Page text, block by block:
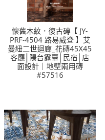
懷舊木紋．復古磚【 JY-
PRF-4504 路易威登 】艾
曼紐二世迴廊_花磚45X45
客廳│陽台露臺│民宿│店
面設計｜地壁兩用磚
#57516